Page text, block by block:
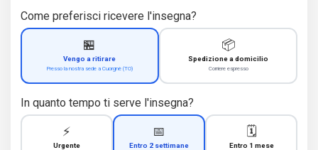
Come preferisci ricevere l'insegna?
🏪
Vengo a ritirare
Presso la nostra sede a Cuorgnè (TO)
📦
Spedizione a domicilio
Corriere espresso
In quanto tempo ti serve l'insegna?
⚡
Urgente
📅
Entro 2 settimane
🗓️
Entro 1 mese